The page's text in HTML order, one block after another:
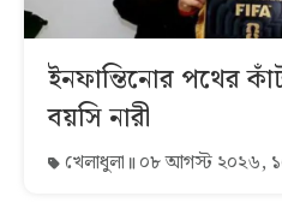
ইনফান্তিনোর পথের
বয়সি নারী
খেলাধুলা ০৮ আগস্ট ২০২৬,